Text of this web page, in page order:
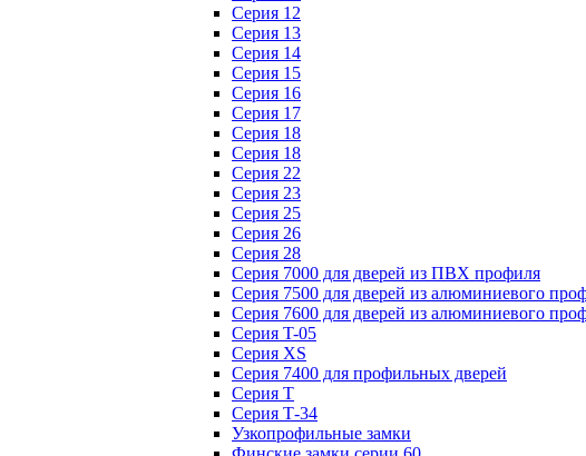
Серия 12
Серия 13
Серия 14
Серия 15
Серия 16
Серия 17
Серия 18
Серия 18
Серия 22
Серия 23
Серия 25
Серия 26
Серия 28
Серия 7000 для дверей из ПВХ профиля
Серия 7500 для дверей из алюминиевого
Серия 7600 для дверей из алюминиевого
Серия T-05
Серия XS
Серия 7400 для профильных дверей
Серия Т
Серия Т-34
Узкопрофильные замки